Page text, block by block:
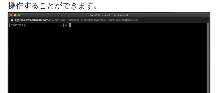
操作することができます。